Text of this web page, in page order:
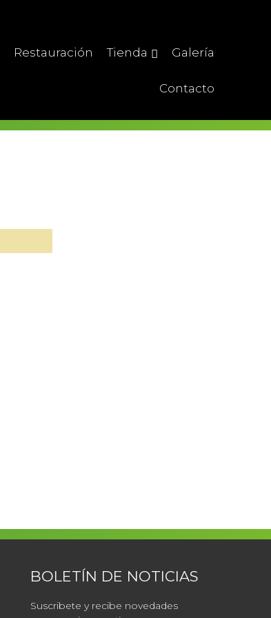
Restauración Tienda Galería
Contacto
BOLETÍN DE NOTICIAS
Suscribete y recibe novedades